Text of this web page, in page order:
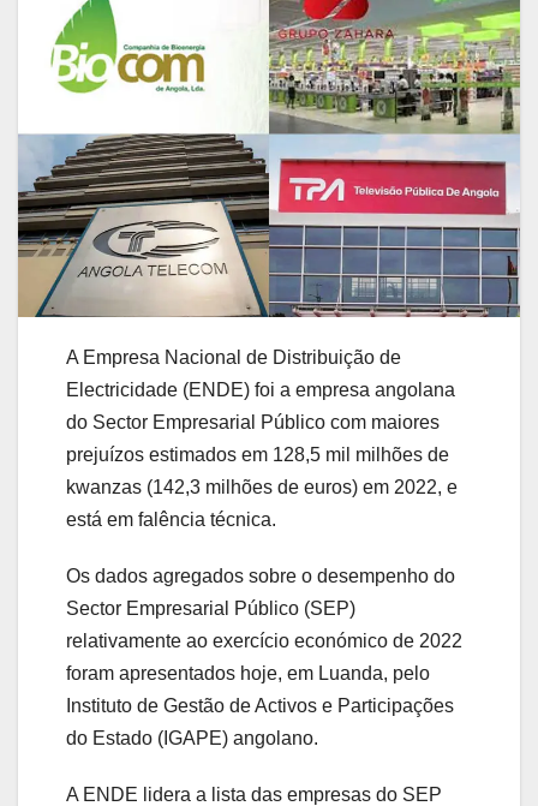
A Empresa Nacional de Distribuição de
Electricidade (ENDE) foi a empresa angolana
do Sector Empresarial Público com maiores
prejuízos estimados em 128,5 mil milhões de
kwanzas (142,3 milhões de euros) em 2022, e
está em falência técnica.
Os dados agregados sobre o desempenho do
Sector Empresarial Público (SEP)
relativamente ao exercício económico de 2022
foram apresentados hoje, em Luanda, pelo
Instituto de Gestão de Activos e Participações
do Estado (IGAPE) angolano.
A ENDE lidera a lista das empresas do SEP